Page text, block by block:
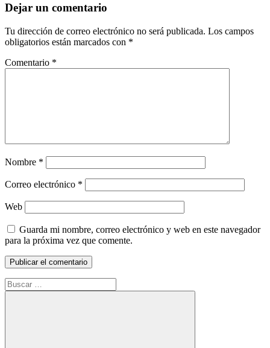
Dejar un comentario
Tu dirección de correo electrónico no será publicada. Los campos
obligatorios están marcados con *
Comentario *
Nombre *
Correo electrónico *
Web
Guarda mi nombre, correo electrónico y web en este navegador
para la próxima vez que comente.
Buscar: